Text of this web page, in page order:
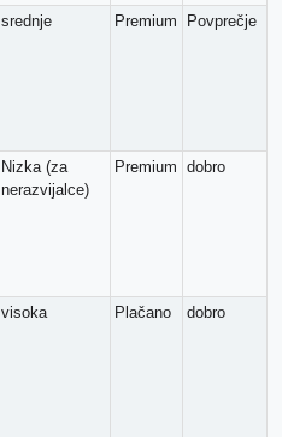
srednje Premium Povprečje
Nizka (za
nerazvijalce)
Premium dobro
visoka Plačano dobro